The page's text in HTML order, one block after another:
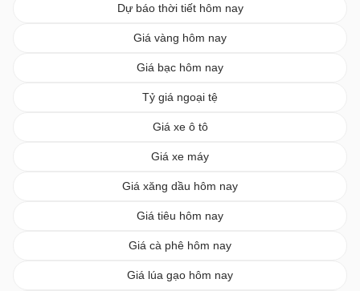
Dự báo thời tiết hôm nay
Giá vàng hôm nay
Giá bạc hôm nay
Tỷ giá ngoại tệ
Giá xe ô tô
Giá xe máy
Giá xăng dầu hôm nay
Giá tiêu hôm nay
Giá cà phê hôm nay
Giá lúa gạo hôm nay